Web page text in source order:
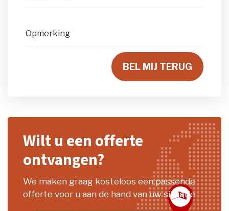
Opmerking
BEL MIJ TERUG
Wilt u een offerte
ontvangen?
We maken graag kosteloos een passende
offerte voor u aan de hand van uw situatie